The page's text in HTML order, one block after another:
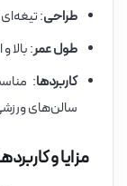
طراحی:
طول عمر: بالا
کاربردها:
سالن‌های
مزایا و